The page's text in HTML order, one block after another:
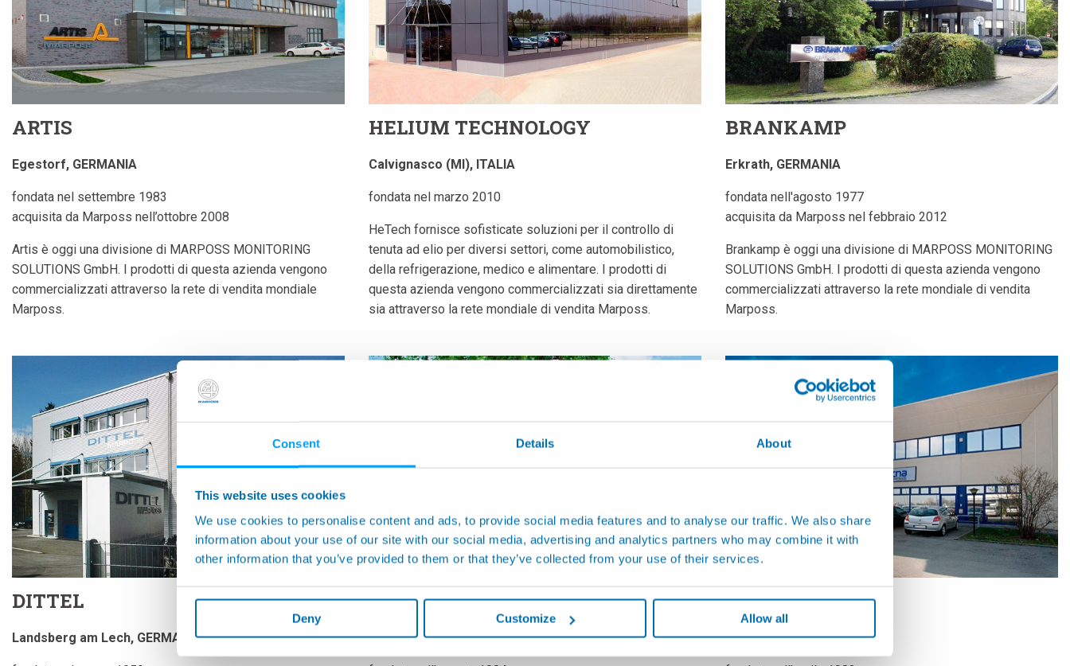
Consent Details About
This website uses cookies
We use cookies to personalise content and ads, to provide social media features and to analyse our traffic. We also share
information about your use of our site with our social media, advertising and analytics partners who may combine it with
other information that you’ve provided to them or that they’ve collected from your use of their services.
Deny Customize Allow all
ARTIS
Egestorf, GERMANIA
fondata nel settembre 1983
acquisita da Marposs nell’ottobre 2008
Artis è oggi una divisione di MARPOSS MONITORING
SOLUTIONS GmbH. I prodotti di questa azienda vengono
commercializzati attraverso la rete di vendita mondiale
Marposs.
HELIUM TECHNOLOGY
Calvignasco (MI), ITALIA
fondata nel marzo 2010
HeTech fornisce sofisticate soluzioni per il controllo di
tenuta ad elio per diversi settori, come automobilistico,
della refrigerazione, medico e alimentare. I prodotti di
questa azienda vengono commercializzati sia direttamente
sia attraverso la rete mondiale di vendita Marposs.
BRANKAMP
Erkrath, GERMANIA
fondata nell'agosto 1977
acquisita da Marposs nel febbraio 2012
Brankamp è oggi una divisione di MARPOSS MONITORING
SOLUTIONS GmbH. I prodotti di questa azienda vengono
commercializzati attraverso la rete mondiale di vendita
Marposs.
DITTEL
Landsberg am Lech, GERMANIA
FL TOOL HOLDERS
Livonia (MI), USA
TECNA
Mirandola (MO), ITALIA